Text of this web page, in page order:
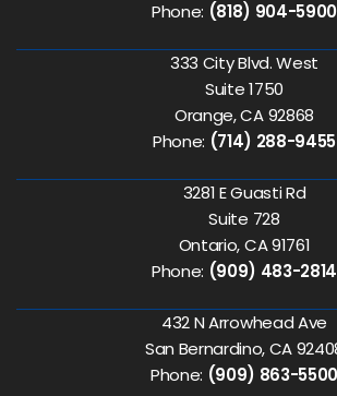
Phone: (818) 904-5900
333 City Blvd. West
Suite 1750
Orange, CA 92868
Phone: (714) 288-9455
3281 E Guasti Rd
Suite 728
Ontario, CA 91761
Phone: (909) 483-2814
432 N Arrowhead Ave
San Bernardino, CA
Phone: (909) 863-5500